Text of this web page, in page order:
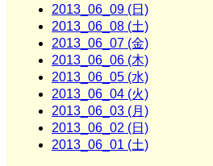
2013_06_09 (日)
2013_06_08 (土)
2013_06_07 (金)
2013_06_06 (木)
2013_06_05 (水)
2013_06_04 (火)
2013_06_03 (月)
2013_06_02 (日)
2013_06_01 (土)